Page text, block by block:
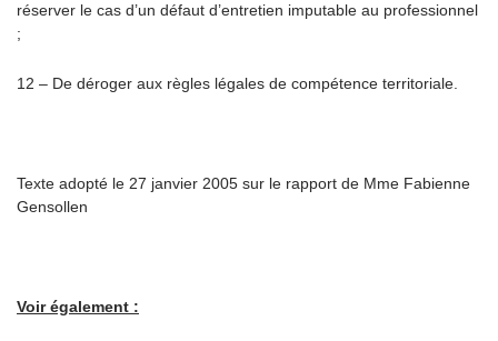
réserver le cas d’un défaut d’entretien imputable au professionnel
;
12 – De déroger aux règles légales de compétence territoriale.
Texte adopté le 27 janvier 2005 sur le rapport de Mme Fabienne
Gensollen
Voir également :